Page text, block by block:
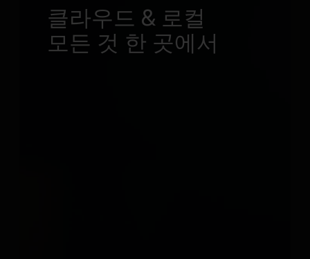
클라우드 & 로컬
모든 것 한 곳에서